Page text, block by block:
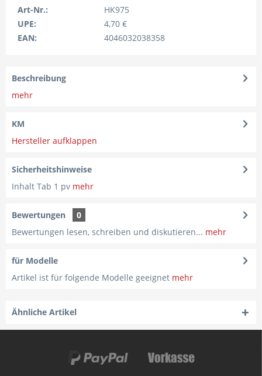
Art-Nr.:
HK975
UPE:
4,70 €
EAN:
4046032038358
Beschreibung
mehr
KM
Hersteller aufklappen
Sicherheitshinweise
Inhalt Tab 1 pv mehr
Bewertungen
0
Bewertungen lesen, schreiben und diskutieren... mehr
für Modelle
Artikel ist für folgende Modelle geeignet mehr
Ähnliche Artikel